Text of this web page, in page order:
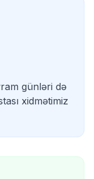
günləri də
xidmətimiz